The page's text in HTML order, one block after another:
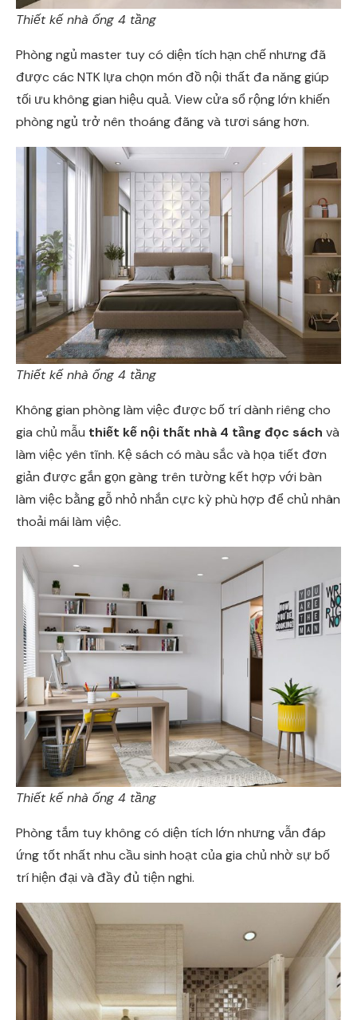
Thiết kế nhà ống 4 tầng
Phòng ngủ master tuy có diện tích hạn chế nhưng đã
được các NTK lựa chọn món đồ nội thất đa năng giúp
tối ưu không gian hiệu quả. View cửa sổ rộng lớn khiến
phòng ngủ trở nên thoáng đãng và tươi sáng hơn.
Thiết kế nhà ống 4 tầng
Không gian phòng làm việc được bố trí dành riêng cho
gia chủ mẫu thiết kế nội thất nhà 4 tầng đọc sách và
làm việc yên tĩnh. Kệ sách có màu sắc và họa tiết đơn
giản được gắn gọn gàng trên tường kết hợp với bàn
làm việc bằng gỗ nhỏ nhắn cực kỳ phù hợp để chủ nhân
thoải mái làm việc.
Thiết kế nhà ống 4 tầng
Phòng tắm tuy không có diện tích lớn nhưng vẫn đáp
ứng tốt nhất nhu cầu sinh hoạt của gia chủ nhờ sự bố
trí hiện đại và đầy đủ tiện nghi.